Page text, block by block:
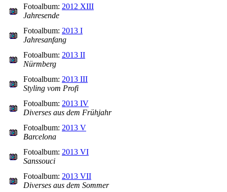
Fotoalbum: 2012 XIII
Jahresende
Fotoalbum: 2013 I
Jahresanfang
Fotoalbum: 2013 II
Nürmberg
Fotoalbum: 2013 III
Styling vom Profi
Fotoalbum: 2013 IV
Diverses aus dem Frühjahr
Fotoalbum: 2013 V
Barcelona
Fotoalbum: 2013 VI
Sanssouci
Fotoalbum: 2013 VII
Diverses aus dem Sommer